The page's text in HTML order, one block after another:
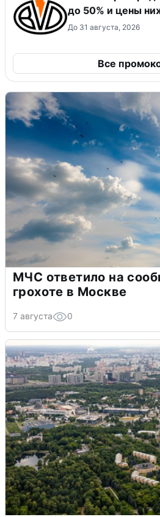
до 50% и цены
До 31 августа, 2026
Все
МЧС ответило на
грохоте в Москве
7 августа 0